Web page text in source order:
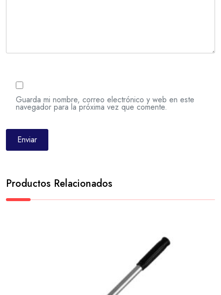
Guarda mi nombre, correo electrónico y web en este
navegador para la próxima vez que comente.
Productos Relacionados